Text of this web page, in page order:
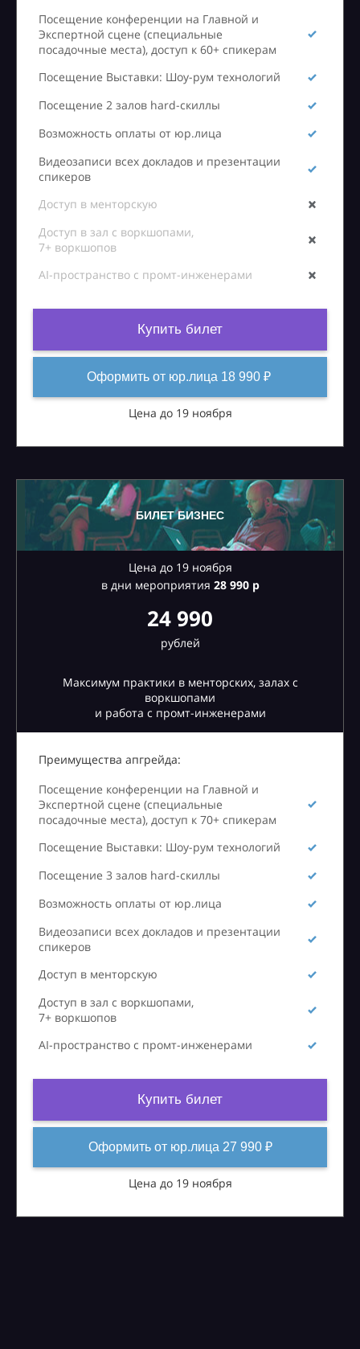
Посещение конференции на Главной и
Экспертной сцене (специальные
посадочные места), доступ к 60+ спикерам
Посещение Выставки: Шоу-рум технологий
Посещение 2 залов hard-скиллы
Возможность оплаты от юр.лица
Видеозаписи всех докладов и презентации
спикеров
Доступ в менторскую
Доступ в зал с воркшопами,
7+ воркшопов
AI-пространство с промт-инженерами
Купить билет
Оформить от юр.лица 18 990 ₽
Цена до 19 ноября
БИЛЕТ БИЗНЕС
Цена до 19 ноября
в дни мероприятия 28990 р
24 990
рублей
Максимум практики в менторских, залах с
воркшопами
и работа с промт-инженерами
Преимущества апгрейда:
Посещение конференции на Главной и
Экспертной сцене (специальные
посадочные места), доступ к 70+ спикерам
Посещение Выставки: Шоу-рум технологий
Посещение 3 залов hard-скиллы
Возможность оплаты от юр.лица
Видеозаписи всех докладов и презентации
спикеров
Доступ в менторскую
Доступ в зал с воркшопами,
7+ воркшопов
AI-пространство с промт-инженерами
Купить билет
Оформить от юр.лица 27 990 ₽
Цена до 19 ноября